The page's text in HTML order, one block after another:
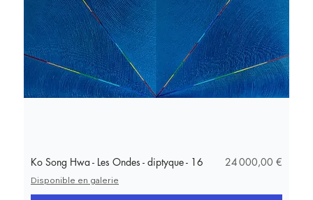
Ko Song Hwa - Les Ondes - diptyque - 16 Prix
24 000,00 €
Disponible en galerie